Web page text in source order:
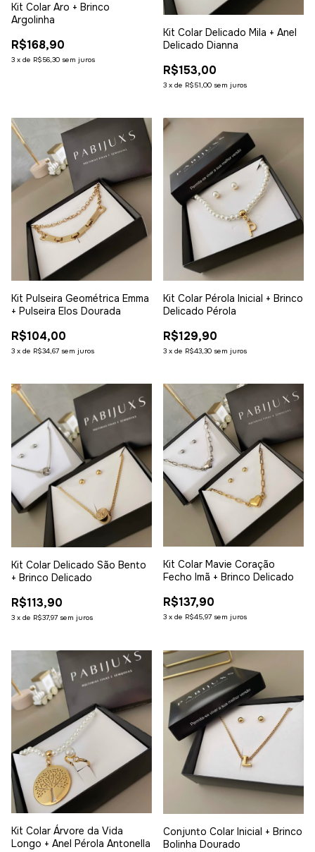
Kit Colar Aro + Brinco
Argolinha
R$168,90
3 x de R$56,30 sem juros
Kit Colar Delicado Mila + Anel
Delicado Dianna
R$153,00
3 x de R$51,00 sem juros
Kit Pulseira Geométrica Emma
+ Pulseira Elos Dourada
R$104,00
3 x de R$34,67 sem juros
Kit Colar Pérola Inicial + Brinco
Delicado Pérola
R$129,90
3 x de R$43,30 sem juros
Kit Colar Delicado São Bento
+ Brinco Delicado
R$113,90
3 x de R$37,97 sem juros
Kit Colar Mavie Coração
Fecho Imã + Brinco Delicado
R$137,90
3 x de R$45,97 sem juros
Kit Colar Árvore da Vida
Longo + Anel Pérola Antonella
Conjunto Colar Inicial + Brinco
Bolinha Dourado